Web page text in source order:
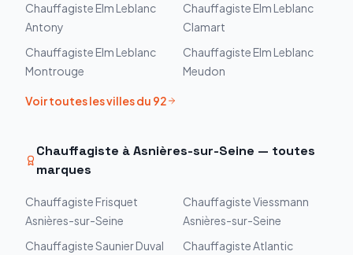
Chauffagiste Elm Leblanc
Antony
Chauffagiste Elm Leblanc
Clamart
Chauffagiste Elm Leblanc
Montrouge
Chauffagiste Elm Leblanc
Meudon
Voir toutes les villes du 92
Chauffagiste àAsnières-sur-Seine — toutes
marques
Chauffagiste Frisquet
Asnières-sur-Seine
ChauffagisteViessmann
Asnières-sur-Seine
ChauffagisteSaunier Duval
ChauffagisteAtlantic